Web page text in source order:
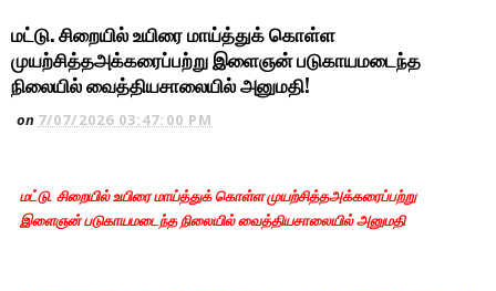
மட்டு. சிறையில் உயிரை மாய்த்துக் கொள்ள
முயற்சித்தஅக்கரைப்பற்று இளைஞன் படுகாயமடைந்த
நிலையில் வைத்தியசாலையில் அனுமதி!
on 7/07/2026 03:47:00 PM
மட்டு. சிறையில் உயிரை மாய்த்துக் கொள்ள முயற்சித்தஅக்கரைப்பற்று
இளைஞன் படுகாயமடைந்த நிலையில் வைத்தியசாலையில் அனுமதி